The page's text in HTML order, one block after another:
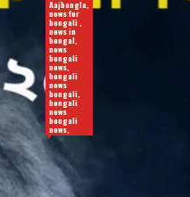
Aajbangla,
news for
bengali ,
news in
bengal,
news
bengali
news,
bengali
news
bengali,
bengali
news
bengali
news,